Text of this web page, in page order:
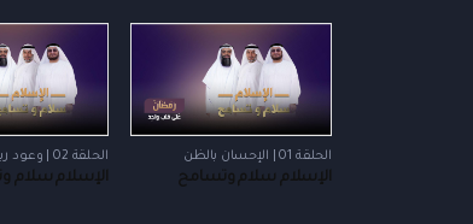
الحلقة 01 | الإحسان بالظن
الإسلام سلام وتسامح
الحلقة 02 | وعود ربانية
الإسلام سلام